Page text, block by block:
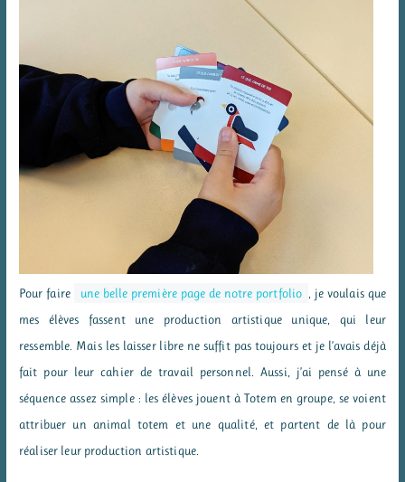
Pour faire une belle première page de notre portfolio
, je voulais que
mes élèves fassent une production artistique unique, qui leur
ressemble. Mais les laisser libre ne suffit pas toujours et je l’avais déjà
fait pour leur cahier de travail personnel. Aussi, j’ai pensé à une
séquence assez simple : les élèves jouent à Totem en groupe, se voient
attribuer un animal totem et une qualité, et partent de là pour
réaliser leur production artistique.